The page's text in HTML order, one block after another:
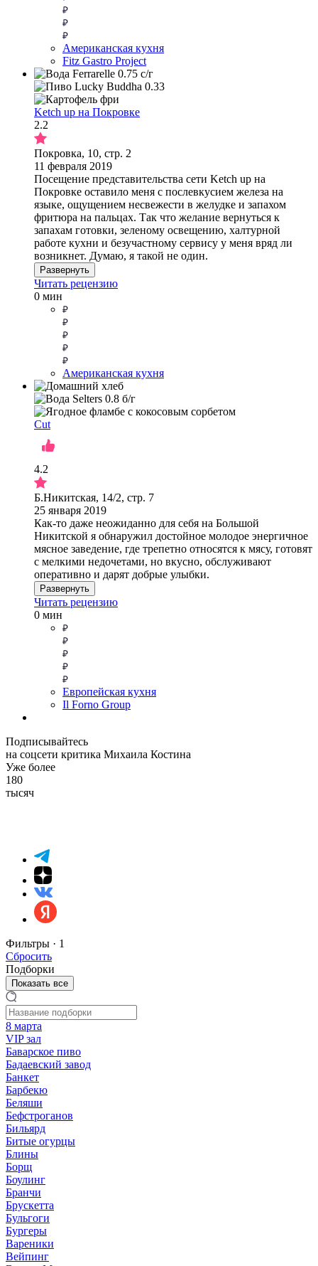
Американская кухня
Fitz Gastro Project
Ketch up на Покровке
2.2
Покровка, 10, стр. 2
11 февраля 2019
Посещение представительства сети Ketch up на
Покровке оставило меня с послевкусием железа на
языке, ощущением несвежести в желудке и запахом
фритюра на пальцах. Так что желание вернуться к
запахам готовки, зеленому освещению, халтурной
работе кухни и безучастному сервису у меня вряд ли
возникнет. Думаю, я такой не один.
Развернуть
Читать рецензию
0 мин
Американская кухня
Cut
4.2
Б.Никитская, 14/2, стр. 7
25 января 2019
Как-то даже неожиданно для себя на Большой
Никитской я обнаружил достойное молодое энергичное
мясное заведение, где трепетно относятся к мясу, готовят
с мелкими недочетами, но вкусно, обслуживают
оперативно и дарят добрые улыбки.
Развернуть
Читать рецензию
0 мин
Европейская кухня
Il Forno Group
Подписывайтесь
на соцсети критика Михаила Костина
Уже более
180
тысяч
Фильтры · 1
Сбросить
Подборки
Показать все
8 марта
VIP зал
Баварское пиво
Бадаевский завод
Банкет
Барбекю
Беляши
Бефстроганов
Бильярд
Битые огурцы
Блины
Борщ
Боулинг
Бранчи
Брускетта
Бульгоги
Бургеры
Вареники
Вейпинг